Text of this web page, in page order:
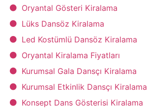
Oryantal Gösteri Kiralama
Lüks Dansöz Kiralama
Led Kostümlü Dansöz Kiralama
Oryantal Kiralama Fiyatları
Kurumsal Gala Dansçı Kiralama
Kurumsal Etkinlik Dansçı Kiralama
Konsept Dans Gösterisi Kiralama